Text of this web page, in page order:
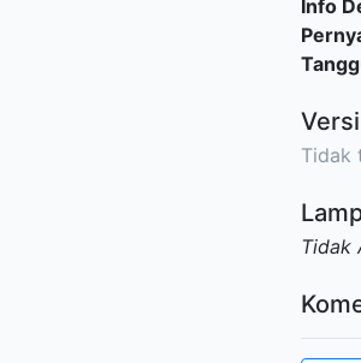
Info
Tidak
Tidak